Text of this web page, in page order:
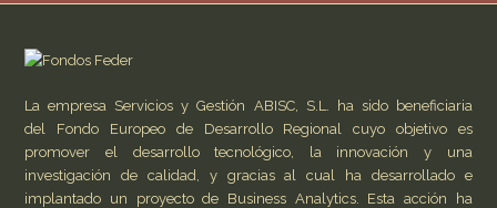
La empresa Servicios y Gestión ABISC, S.L. ha sido beneficiaria
del Fondo Europeo de Desarrollo Regional cuyo objetivo es
promover el desarrollo tecnológico, la innovación y una
investigación de calidad, y gracias al cual ha desarrollado e
implantado un proyecto de Business Analytics. Esta acción ha